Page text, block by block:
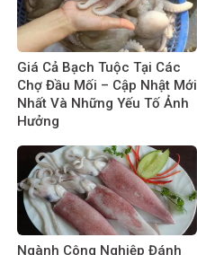
Giá Cả Bạch Tuộc Tại Các
Chợ Đầu Mối – Cập Nhật Mới
Nhất Và Những Yếu Tố Ảnh
Hưởng
Ngành Công Nghiệp Đánh